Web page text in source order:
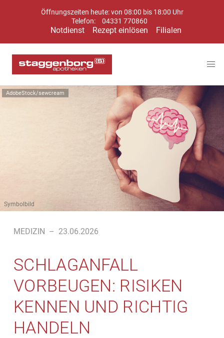
Öffnungszeiten heute: von 08:00 bis 18:00 Uhr
Telefon:
04331 770860
Notdienst Rezept einlösen Filialen
AdobeStock/sewcream
Symbolbild
MEDIZIN – 23.06.2026
SCHLAGANFALL
VORBEUGEN: RISIKEN
KENNEN UND RICHTIG
HANDELN